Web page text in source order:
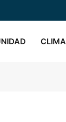
CLIMA